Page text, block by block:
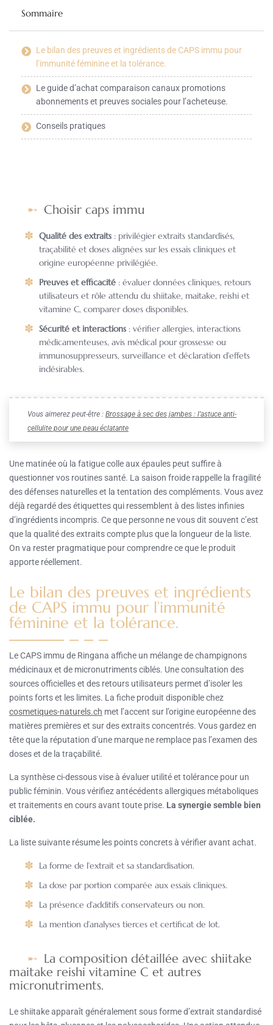
Sommaire
Le bilan des preuves et ingrédients de CAPS immu pour
l’immunité féminine et la tolérance.
Le guide d’achat comparaison canaux promotions
abonnements et preuves sociales pour l’acheteuse.
Conseils pratiques
Choisir caps immu
Qualité des extraits : privilégier extraits standardisés,
traçabilité et doses alignées sur les essais cliniques et
origine européenne privilégiée.
Preuves et efficacité : évaluer données cliniques, retours
utilisateurs et rôle attendu du shiitake, maitake, reishi et
vitamine C, comparer doses disponibles.
Sécurité et interactions : vérifier allergies, interactions
médicamenteuses, avis médical pour grossesse ou
immunosuppresseurs, surveillance et déclaration d’effets
indésirables.
Vous aimerez peut-être : Brossage à sec des jambes : l’astuce anti-
cellulite pour une peau éclatante
Une matinée où la fatigue colle aux épaules peut suffire à
questionner vos routines santé. La saison froide rappelle la fragilité
des défenses naturelles et la tentation des compléments. Vous avez
déjà regardé des étiquettes qui ressemblent à des listes infinies
d’ingrédients incompris. Ce que personne ne vous dit souvent c’est
que la qualité des extraits compte plus que la longueur de la liste.
On va rester pragmatique pour comprendre ce que le produit
apporte réellement.
Le bilan des preuves et ingrédients
de CAPS immu pour l’immunité
féminine et la tolérance.
Le CAPS immu de Ringana affiche un mélange de champignons
médicinaux et de micronutriments ciblés. Une consultation des
sources officielles et des retours utilisateurs permet d’isoler les
points forts et les limites. La fiche produit disponible chez
cosmetiques-naturels.ch met l’accent sur l’origine européenne des
matières premières et sur des extraits concentrés. Vous gardez en
tête que la réputation d’une marque ne remplace pas l’examen des
doses et de la traçabilité.
La synthèse ci-dessous vise à évaluer utilité et tolérance pour un
public féminin. Vous vérifiez antécédents allergiques métaboliques
et traitements en cours avant toute prise. La synergie semble bien
ciblée.
La liste suivante résume les points concrets à vérifier avant achat.
La forme de l’extrait et sa standardisation.
La dose par portion comparée aux essais cliniques.
La présence d’additifs conservateurs ou non.
La mention d’analyses tierces et certificat de lot.
La composition détaillée avec shiitake
maitake reishi vitamine C et autres
micronutriments.
Le shiitake apparaît généralement sous forme d’extrait standardisé